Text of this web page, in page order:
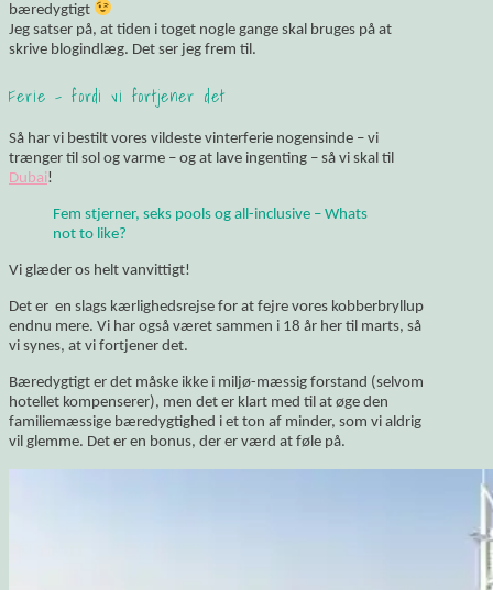
bæredygtigt
Jeg satser på, at tiden i toget nogle gange skal bruges på at
skrive blogindlæg. Det ser jeg frem til.
Ferie – fordi vi fortjener det
Så har vi bestilt vores vildeste vinterferie nogensinde – vi
trænger til sol og varme – og at lave ingenting – så vi skal til
Dubai!
Fem stjerner, seks pools og all-inclusive – Whats
not to like?
Vi glæder os helt vanvittigt!
Det er en slags kærlighedsrejse for at fejre vores kobberbryllup
endnu mere. Vi har også været sammen i 18 år her til marts, så
vi synes, at vi fortjener det.
Bæredygtigt er det måske ikke i miljø-mæssig forstand (selvom
hotellet kompenserer), men det er klart med til at øge den
familiemæssige bæredygtighed i et ton af minder, som vi aldrig
vil glemme. Det er en bonus, der er værd at føle på.